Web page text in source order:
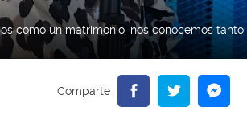
como un matrimonio, nos conocemos tanto"